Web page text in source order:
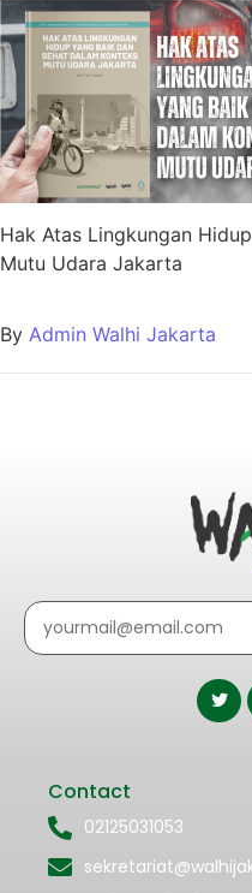
Hak Atas Lingkungan
Mutu Udara Jakarta
By Admin Walhi Jakarta
Contact
02125031053